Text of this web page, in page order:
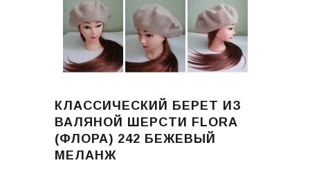
КЛАССИЧЕСКИЙ БЕРЕТ ИЗ
ВАЛЯНОЙ ШЕРСТИ FLORA
(ФЛОРА) 242 БЕЖЕВЫЙ
МЕЛАНЖ